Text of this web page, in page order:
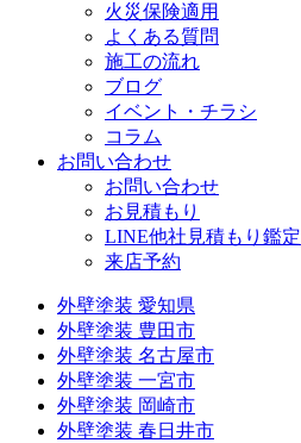
火災保険適用
よくある質問
施工の流れ
ブログ
イベント・チラシ
コラム
お問い合わせ
お問い合わせ
お見積もり
LINE他社見積もり鑑定
来店予約
外壁塗装 愛知県
外壁塗装 豊田市
外壁塗装 名古屋市
外壁塗装 一宮市
外壁塗装 岡崎市
外壁塗装 春日井市